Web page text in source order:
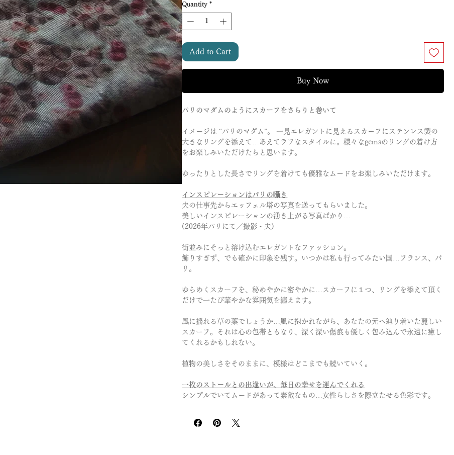
Quantity *
Add to Cart
Buy Now
パリのマダムのようにスカーフをさらりと巻いて
イメージは “パリのマダム”。 一見エレガントに見えるスカーフにステンレス製の
大きなリングを添えて…あえてラフなスタイルに。様々なgemsのリングの着け方
をお楽しみいただけたらと思います。
ゆったりとした長さでリングを着けても優雅なムードをお楽しみいただけます。
インスピレーションはパリの囁き
夫の仕事先からエッフェル塔の写真を送ってもらいました。
美しいインスピレーションの湧き上がる写真ばかり…
(2026年パリにて／撮影・夫)
街並みにそっと溶け込むエレガントなファッション。
飾りすぎず、でも確かに印象を残す。いつかは私も行ってみたい国…フランス、パ
リ。
ゆらめくスカーフを、秘めやかに密やかに…スカーフに１つ、リングを添えて頂く
だけで一たび華やかな雰囲気を纏えます。
風に揺れる草の葉でしょうか…風に抱かれながら、あなたの元へ辿り着いた麗しい
スカーフ。それは心の包帯ともなり、深く深い傷痕も優しく包み込んで永遠に癒し
てくれるかもしれない。
植物の美しさをそのままに、模様はどこまでも続いていく。
一枚のストールとの出逢いが、毎日の幸せを運んでくれる
シンプルでいてムードがあって素敵なもの…女性らしさを際立たせる色彩です。